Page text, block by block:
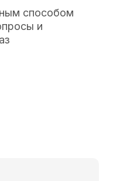
способом
и